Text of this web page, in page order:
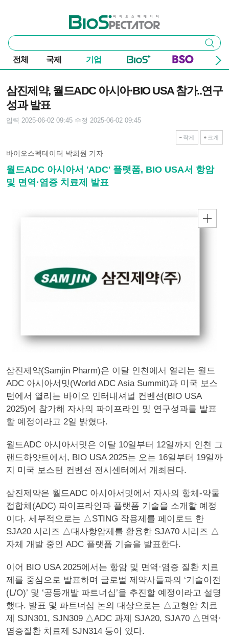
바이오스펙테이터
통
합
검
색
검색
전체 국제 기업
삼진제약, 월드ADC 아시아·BIO USA 참가..연구
성과 발표
입력 2025-06-02 09:45 수정 2025-06-02 09:45
작게 크게
바이오스펙테이터 박희원 기자
월드ADC 아시아서 'ADC' 플랫폼, BIO USA서 항암
및 면역·염증 치료제 발표
삼진제약(Samjin Pharm)은 이달 인천에서 열리는 월드
ADC 아시아서밋(World ADC Asia Summit)과 미국 보스
턴에서 열리는 바이오 인터내셔널 컨벤션(BIO USA
2025)에 참가해 자사의 파이프라인 및 연구성과를 발표
할 예정이라고 2일 밝혔다.
월드ADC 아시아서밋은 이달 10일부터 12일까지 인천 그
랜드하얏트에서, BIO USA 2025는 오는 16일부터 19일까
지 미국 보스턴 컨벤션 전시센터에서 개최된다.
삼진제약은 월드ADC 아시아서밋에서 자사의 항체-약물
접합체(ADC) 파이프라인과 플랫폼 기술을 소개할 예정
이다. 세부적으로는 △STING 작용제를 페이로드 한
SJA20 시리즈 △대사항암제를 활용한 SJA70 시리즈 △
자체 개발 중인 ADC 플랫폼 기술을 발표한다.
이어 BIO USA 2025에서는 항암 및 면역·염증 질환 치료
제를 중심으로 발표하며 글로벌 제약사들과의 ‘기술이전
(L/O)’ 및 ‘공동개발 파트너십’을 추진할 예정이라고 설명
했다. 발표 및 파트너십 논의 대상으로는 △고형암 치료
제 SJN301, SJN309 △ADC 과제 SJA20, SJA70 △면역·
염증질환 치료제 SJN314 등이 있다.